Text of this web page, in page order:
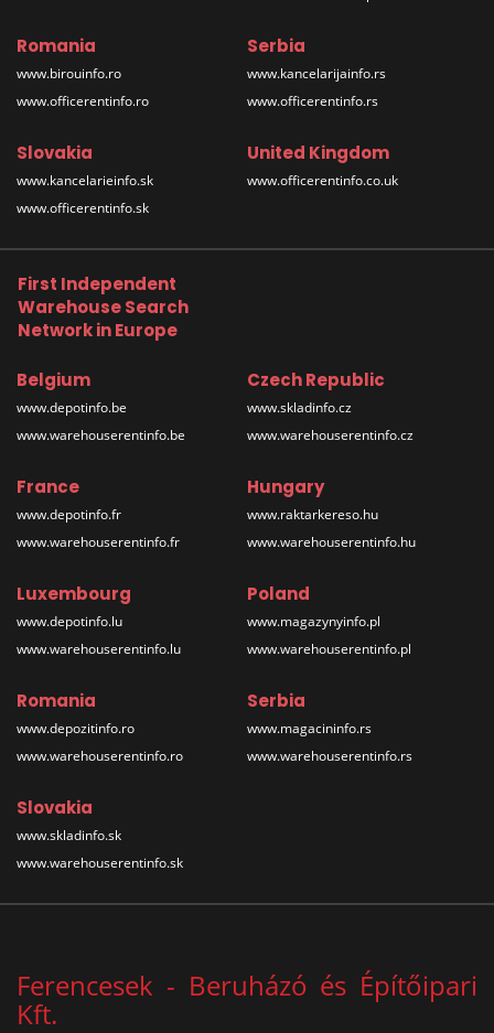
Romania
www.birouinfo.ro
www.officerentinfo.ro
Serbia
www.kancelarijainfo.rs
www.officerentinfo.rs
Slovakia
www.kancelarieinfo.sk
www.officerentinfo.sk
United Kingdom
www.officerentinfo.co.uk
First Independent
Warehouse Search
Network in Europe
Belgium
www.depotinfo.be
www.warehouserentinfo.be
Czech Republic
www.skladinfo.cz
www.warehouserentinfo.cz
France
www.depotinfo.fr
www.warehouserentinfo.fr
Hungary
www.raktarkereso.hu
www.warehouserentinfo.hu
Luxembourg
www.depotinfo.lu
www.warehouserentinfo.lu
Poland
www.magazynyinfo.pl
www.warehouserentinfo.pl
Romania
www.depozitinfo.ro
www.warehouserentinfo.ro
Serbia
www.magacininfo.rs
www.warehouserentinfo.rs
Slovakia
www.skladinfo.sk
www.warehouserentinfo.sk
Ferencesek - Beruházó és Építőipari
Kft.